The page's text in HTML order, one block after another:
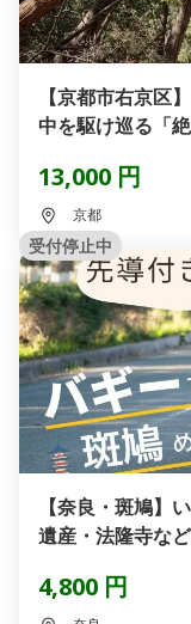
【京都市右京区
中を駆け巡る「
13,000 円
京都
受付停止中
【奈良・斑鳩】
遺産・法隆寺な
4,800 円